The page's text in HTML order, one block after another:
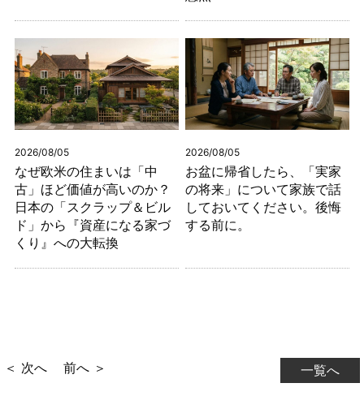
2026/08/05
なぜ欧米の住まいは「中
古」ほど価値が高いのか？
日本の「スクラップ＆ビル
ド」から『資産になる家づ
くり』への大転換
2026/08/05
お盆に帰省したら、「実家
の将来」について家族で話
しておいてください。後悔
する前に。
一覧へ
＜ 次へ 前へ ＞